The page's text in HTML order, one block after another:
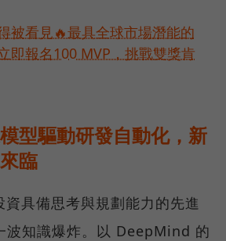
被看見🔥最具全球市場潛能的
即報名100 MVP，挑戰雙獎肯
型驅動研發自動化，新
臨
具備思考與規劃能力的先進
波知識爆炸。以 DeepMind 的